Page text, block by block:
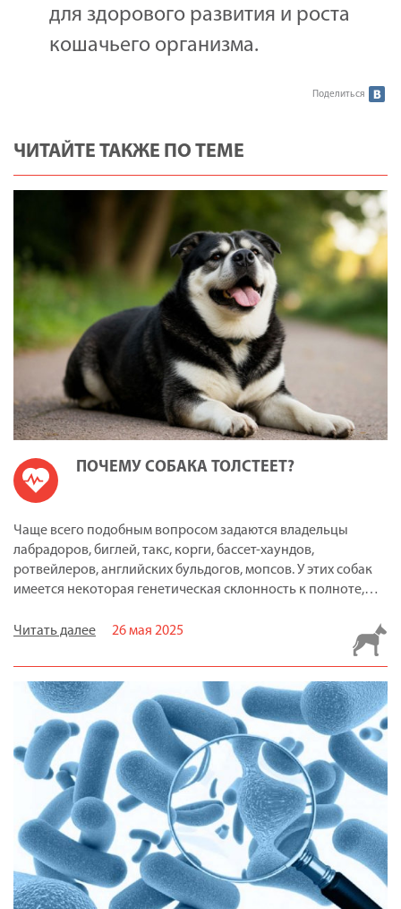
для здорового развития и роста
кошачьего организма.
Поделиться
ЧИТАЙТЕ ТАКЖЕ ПО ТЕМЕ
ПОЧЕМУ СОБАКА ТОЛСТЕЕТ?
Чаще всего подобным вопросом задаются владельцы
лабрадоров, биглей, такс, корги, бассет-хаундов,
ротвейлеров, английских бульдогов, мопсов. У этих собак
имеется некоторая генетическая склонность к полноте,…
Читать далее 26 мая 2025